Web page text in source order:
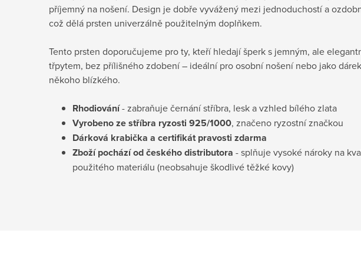
příjemný na nošení. Design je dobře vyvážený mezi jednoduchostí a
což dělá prsten univerzálně použitelným doplňkem.
Tento prsten doporučujeme pro ty, kteří hledají šperk s jemným, ale
třpytem, bez přílišného zdobení – ideální pro osobní nošení nebo jako
někoho blízkého.
Rhodiování- zabraňuje černání stříbra, lesk a vzhled bílého zlata
Vyrobeno ze stříbra ryzosti 925/1000, značeno ryzostní značkou
Dárková krabička a certifikát pravosti zdarma
Zboží pochází od českého distributora - splňuje vysoké nároky na
použitého materiálu (neobsahuje škodlivé těžké kovy)